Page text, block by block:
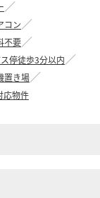
コン
不要
停徒歩3分以内
置き場
応物件